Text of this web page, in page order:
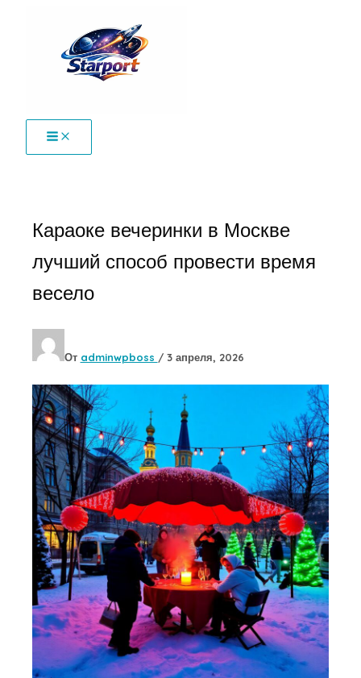
содержимому
Караоке вечеринки в Москве
лучший способ провести время
весело
От adminwpboss / 3 апреля, 2026